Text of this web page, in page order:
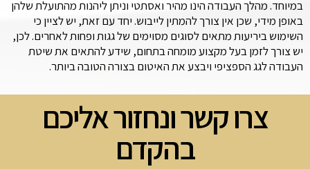
במיוחד. מהלך העבודה הינו מהיר ואסתטי וניתן ליהנות מהתועלת שלהן
באופן מידי, שכן אין צורך להמתין לייבוש. יחד עם זאת, יש לציין כי
השימוש ביריעות מתאים לסוגים מסוימים של גגות ופחות לאחרים. לכן,
יש צורך לזמן בעל מקצוע מומחה בתחום, שידע להתאים את שיטת
העבודה לגג הספציפי ויבצע את האיטום בצורה הטובה ביותר.
צרו קשר ונחזור אליכם
בהקדם